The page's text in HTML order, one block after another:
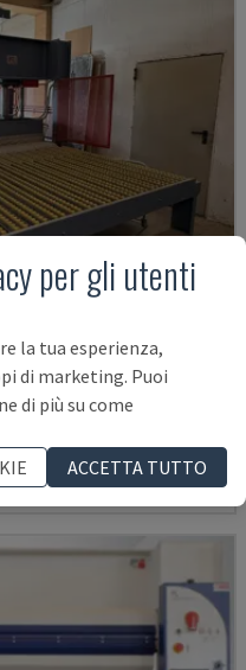
21.500 €
per gli utenti
la tua esperienza,
di marketing. Puoi
di più su come
ACCETTA TUTTO